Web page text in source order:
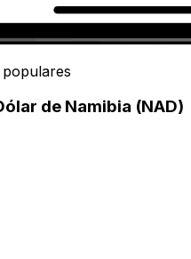
de Namibia (NAD)